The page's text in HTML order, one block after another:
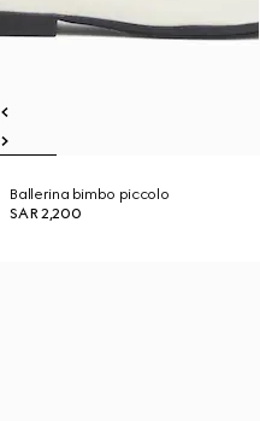
Ballerina bimbo piccolo
SAR 2,200